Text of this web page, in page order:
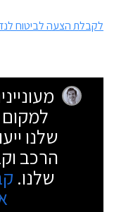
לקבלת הצעה לביטוח
שלנו
הרכב
שלנו.